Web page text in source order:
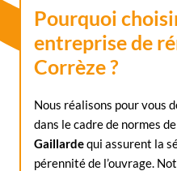
Pourquoi
entreprise de
Corrèze ?
Nous réalisons pour vous
dans le cadre de normes
Gaillardequi assurent la
pérennité de l’ouvrage.